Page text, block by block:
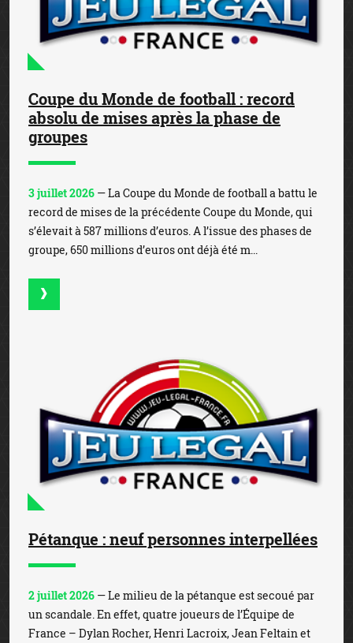
Coupe du Monde de football : record
absolu de mises après la phase de
groupes
3 juillet 2026 — La Coupe du Monde de football a battu le
record de mises de la précédente Coupe du Monde, qui
s’élevait à 587 millions d’euros. A l’issue des phases de
groupe, 650 millions d’euros ont déjà été m...
Pétanque : neuf personnes interpellées
2 juillet 2026 — Le milieu de la pétanque est secoué par
un scandale. En effet, quatre joueurs de l’Équipe de
France – Dylan Rocher, Henri Lacroix, Jean Feltain et